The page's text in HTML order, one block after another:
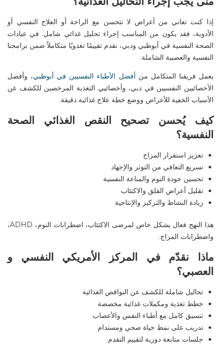
إذا كنت تعاني من أعراض لا تتحسن مع الراحة أو العلاج النفسي أو
الأدوية، فقد يكون من المناسب إجراءتحليل غذائي شامل. في عيادات
الصحة النفسية في أبوظبي ودبي، نقدم تقييمًا تغذويًا متكاملاً ضمن برامجنا
النفسية والعصبية الشاملة.
يعمل فريقنا المتكامل من أفضل الأطباء النفسيين في أبوظبي، وأفضل
الأخصائيين النفسيين في دبي، وأخصائيي التغذية المرخصين للكشف عن
الأسباب الخفية للأعراض ووضع خطة علاج غذائية دقيقة.
كيف يُحسن تصحيح النقص الغذائي الصحة
النفسية؟
تعزيز استقرار المزاج
تسريع التعافي من التوتر والإجهاد
تحسين جودة النوم والمناعة النفسية
تقليل أعراض القلق والاكتئاب
زيادة النشاط والتركيز والإنتاجية
هذا النهج فعال بشكل خاص لمرضى الاكتئاب، اضطرابات النوم، ADHD،
واضطرابات المزاج.
ماذا نقدّم في المركز الأمريكي النفسي و
العصبي؟
تحاليل شاملة للكشف عن النواقص الغذائية
خطط تغذية ومكملات غذائية مخصصة
تنسيق كامل مع أطباء النفس والأعصاب
تدريب على نمط حياة صحي ومستدام
جلسات متابعة دورية لتقييم التقدم